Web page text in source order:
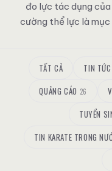
đo lực tác dụng
cường thể lực là mục
TẤT CẢ TIN TỨC
QUẢNG CÁO 26
TUYỂN
TIN KARATE TRONG